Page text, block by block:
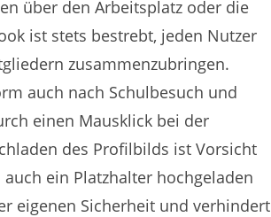
über den Arbeitsplatz oder die
ist stets bestrebt, jeden Nutzer
zusammenzubringen.
auch nach Schulbesuch und
einen Mausklick bei der
des Profilbilds ist Vorsicht
ein Platzhalter hochgeladen
eigenen Sicherheit und verhindert